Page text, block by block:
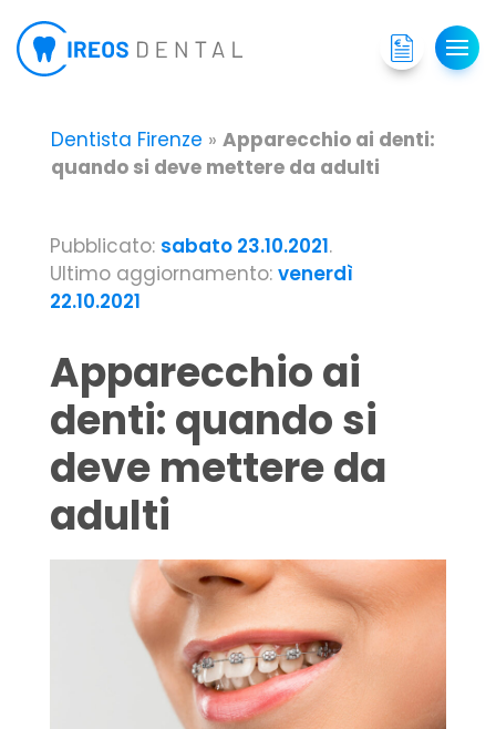
Dentista Firenze » Apparecchio ai denti:
quando si deve mettere da adulti
Pubblicato: sabato 23.10.2021.
Ultimo aggiornamento: venerdì
22.10.2021
Apparecchio ai
denti: quando si
deve mettere da
adulti